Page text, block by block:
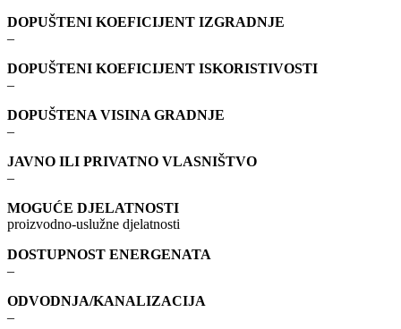
DOPUŠTENI KOEFICIJENT IZGRADNJE
–
DOPUŠTENI KOEFICIJENT ISKORISTIVOSTI
–
DOPUŠTENA VISINA GRADNJE
–
JAVNO ILI PRIVATNO VLASNIŠTVO
–
MOGUĆE DJELATNOSTI
proizvodno-uslužne djelatnosti
DOSTUPNOST ENERGENATA
–
ODVODNJA/KANALIZACIJA
–